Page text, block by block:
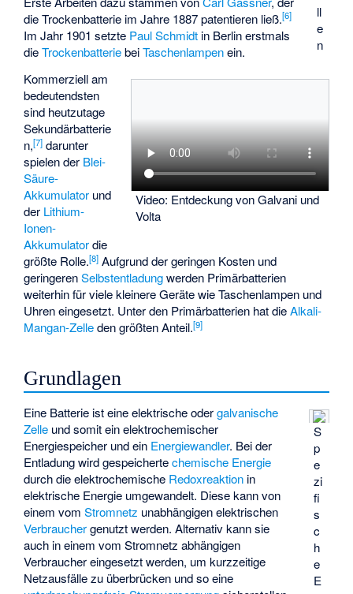
ll
e
n
Video: Entdeckung von Galvani und
Volta
die Trockenbatterie im Jahre 1887 patentieren ließ.[6]
Im Jahr 1901 setzte Paul Schmidt in Berlin erstmals
dieTrockenbatteriebeiTaschenlampenein.
Kommerziell am
bedeutendsten
sind heutzutage
Sekundärbatterie
n,[7] darunter
spielen der Blei-
Säure-
Akkumulator und
der Lithium-
Ionen-
Akkumulatordie
größte Rolle.[8] Aufgrund der geringen Kosten und
geringerenSelbstentladungwerden Primärbatterien
weiterhin für viele kleinere Geräte wie Taschenlampen und
Uhren eingesetzt. Unter den Primärbatterien hat dieAlkali-
Mangan-Zelleden größten Anteil.[9]
Grundlagen
S
p
e
zi
fi
s
c
h
e
E
Eine Batterie ist eine elektrische odergalvanische
Zelle und somit ein elektrochemischer
Energiespeicher und ein Energiewandler. Bei der
Entladung wird gespeichertechemische Energie
durch die elektrochemische Redoxreaktion in
elektrische Energie umgewandelt. Diese kann von
einem vomStromnetz unabhängigen elektrischen
Verbrauchergenutzt werden. Alternativ kann sie
auch in einem vom Stromnetz abhängigen
Verbraucher eingesetzt werden, um kurzzeitige
Netzausfälle zu überbrücken und so eine